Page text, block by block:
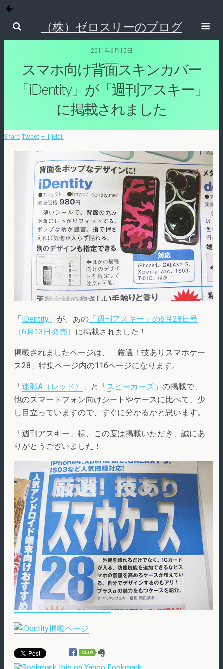
（株）ゼロスリーのブログ
2011年6月15日
スマホ向け背面スキンカバー
「iDentity」が「週刊アスキー」
に掲載されました
Share Tweet + 1 Mail
「iDentity 」が、あの 「週刊アスキー」の6月28日号
（6月13日発売） に掲載されました！
掲載されましたページは、「厳選！技ありスマホケー
ス28」特集ページ内の116ページになります。
「迷彩A（レッド） 」と「スピーカーズ 」の掲載で、
他のスマートフォン向けシートやケースに比べて、少
し目立っていますので、すぐに分かるかと思います。
「週刊アスキー」様、この度は掲載いただき、誠にあ
りがとうございました！